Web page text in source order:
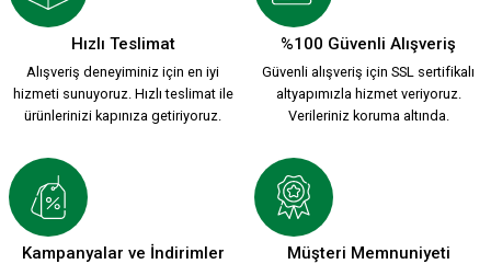
800,00 TL
YENİ SEZON 2026/2027 HUMMEL FUNCTIONAL POLO T-
2.000,00 TL
YENİ SEZON 2026/2027 HUMMEL TRANING T-SHIRT S.
Hızlı Teslimat
Alışveriş deneyiminiz için en iyi
hizmeti sunuyoruz. Hızlı teslimat ile
ürünlerinizi kapınıza getiriyoruz.
%100 Güvenli Alışveriş
Güvenli alışveriş için SSL sertifikalı
altyapımızla hizmet veriyoruz.
Verileriniz koruma altında.
Kampanyalar ve İndirimler Müşteri Memnuniyeti